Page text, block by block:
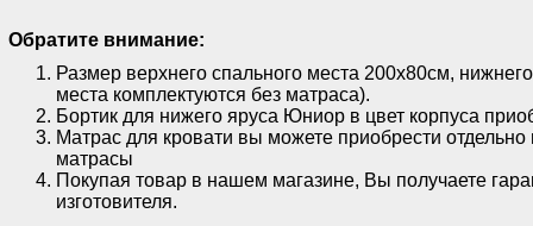
Обратите внимание:
Размер верхнего спального места 200х80см,
места комплектуются без матраса).
Бортик для нижего яруса Юниор в цвет корпуса
Матрас для кровати вы можете приобрести отдельно
матрасы
Покупая товар в нашем магазине, Вы получаете
изготовителя.